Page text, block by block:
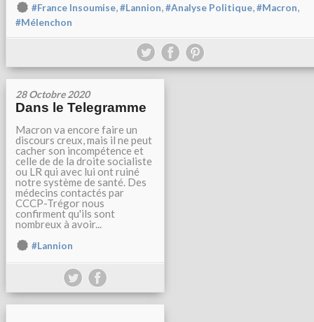
#France Insoumise,#Lannion,#Analyse Politique,#Macron,
#Mélenchon
28 Octobre 2020
Dans le Telegramme
Macron va encore faire un
discours creux, mais il ne peut
cacher son incompétence et
celle de de la droite socialiste
ou LR qui avec lui ont ruiné
notre système de santé. Des
médecins contactés par
CCCP-Trégor nous
confirment qu'ils sont
nombreux à avoir...
#Lannion